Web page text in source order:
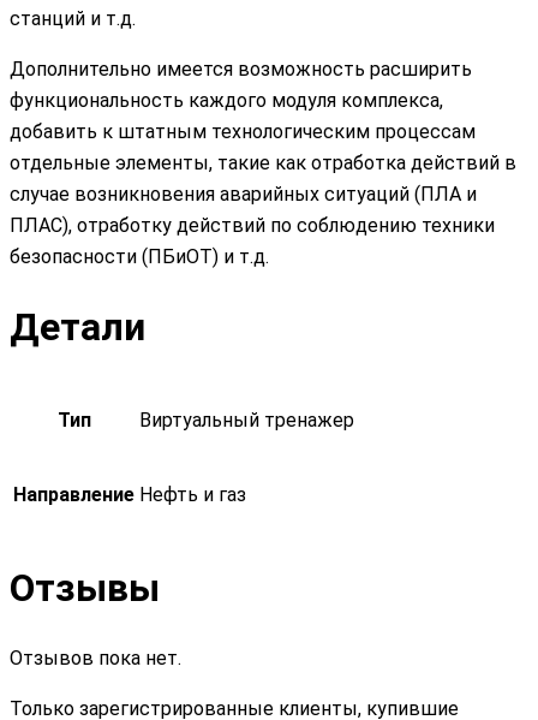
станций и т.д.
Дополнительно имеется возможность расширить
функциональность каждого модуля комплекса,
добавить к штатным технологическим процессам
отдельные элементы, такие как отработка действий в
случае возникновения аварийных ситуаций (ПЛА и
ПЛАС), отработку действий по соблюдению техники
безопасности (ПБиОТ) и т.д.
Детали
Тип Виртуальный тренажер
Направление Нефть и газ
Отзывы
Отзывов пока нет.
Только зарегистрированные клиенты, купившие